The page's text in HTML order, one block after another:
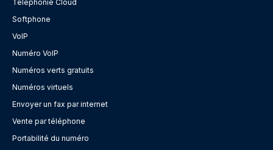
Téléphonie Cloud
Softphone
VoIP
Numéro VoIP
Numéros verts gratuits
Numéros virtuels
Envoyer un fax par internet
Vente par téléphone
Portabilité du numéro